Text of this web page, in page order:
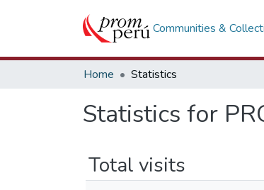
Communities &
Home Statistics
Statistics for
Total visits